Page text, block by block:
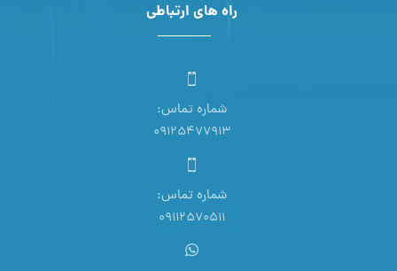
راه های ارتباطی
شماره تماس:
09125477913
شماره تماس:
09112570511